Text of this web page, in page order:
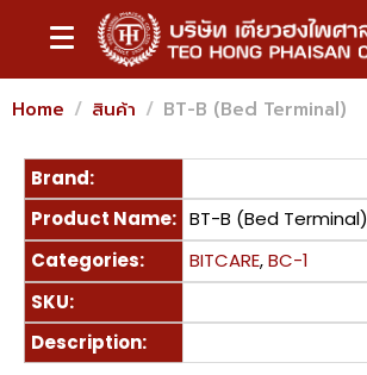
Home สินค้า BT-B (Bed Terminal)
Brand:
Product Name: BT-B (Bed Terminal)
Categories:
BITCARE,BC-1
SKU:
Description: